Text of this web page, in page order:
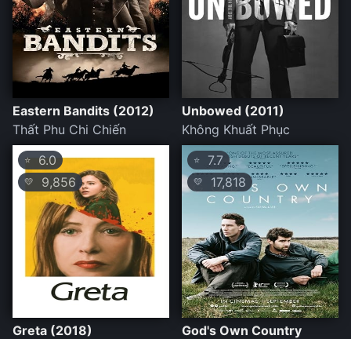
Eastern Bandits (2012)
Thất Phu Chi Chiến
Unbowed (2011)
Không Khuất Phục
⭐6.0
💛 9,856
Greta (2018)
⭐ 7.7
💛 17,818
God's Own Country